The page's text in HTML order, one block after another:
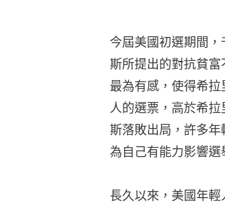
今屆美國初選期間
斯所提出的對抗貧
最為有感，使得希
人的選票，高於希
斯落敗出局，許多
為自己有能力影響選
長久以來，美國年